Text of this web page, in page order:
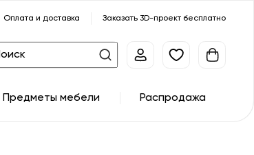
Оплата и доставка Заказать 3D-проект бесплатно
Предметы мебели Распродажа